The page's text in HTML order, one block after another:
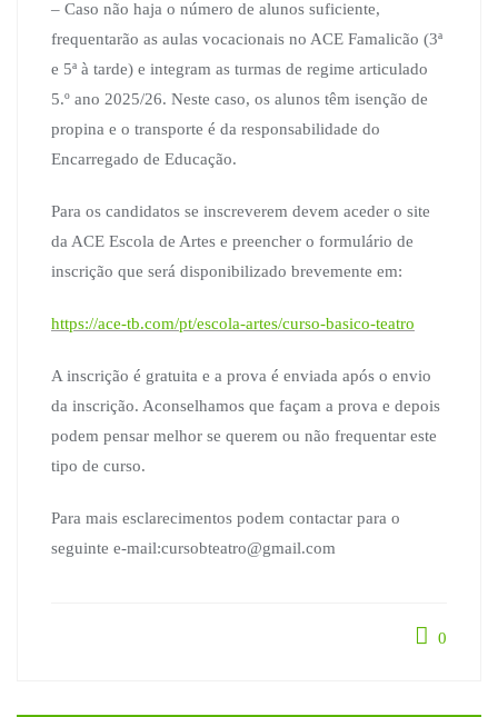
– Caso não haja o número de alunos suficiente,
frequentarão as aulas vocacionais no ACE Famalicão (3ª
e 5ª à tarde) e integram as turmas de regime articulado
5.º ano 2025/26. Neste caso, os alunos têm isenção de
propina e o transporte é da responsabilidade do
Encarregado de Educação.
Para os candidatos se inscreverem devem aceder o site
da ACE Escola de Artes e preencher o formulário de
inscrição que será disponibilizado brevemente em:
https://ace-tb.com/pt/escola-artes/curso-basico-teatro
A inscrição é gratuita e a prova é enviada após o envio
da inscrição. Aconselhamos que façam a prova e depois
podem pensar melhor se querem ou não frequentar este
tipo de curso.
Para mais esclarecimentos podem contactar para o
seguinte e-mail:cursobteatro@gmail.com
0
Navegação